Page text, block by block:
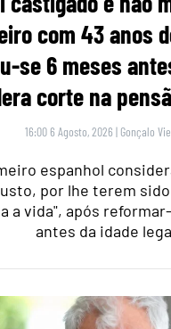
com 43 anos
se 6 meses
corte na
16:00 6 Agosto, 2026 | Gonçalo
espanhol
por lhe terem
a vida", após
antes da idade